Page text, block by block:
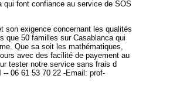
font confiance au service de SOS
son exigence concernant les qualités
que 50 familles sur Casablanca qui
Que sa soit les mathématiques,
avec des facilité de payement au
tester notre service sans frais d
06 61 53 70 22 -Email: prof-